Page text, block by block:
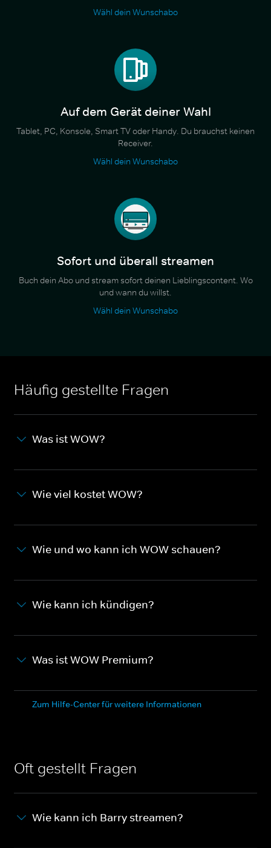
Wähl dein Wunschabo
Auf dem Gerät deiner Wahl
Tablet, PC, Konsole, Smart TV oder Handy. Du brauchst keinen
Receiver.
Wähl dein Wunschabo
Sofort und überall streamen
Buch dein Abo und stream sofort deinen Lieblingscontent. Wo
und wann du willst.
Wähl dein Wunschabo
Häufig gestellte Fragen
Was ist WOW?
Wie viel kostet WOW?
Wie und wo kann ich WOW schauen?
Wie kann ich kündigen?
Was ist WOW Premium?
Zum Hilfe-Center für weitere Informationen
Oft gestellt Fragen
Wie kann ich Barry streamen?